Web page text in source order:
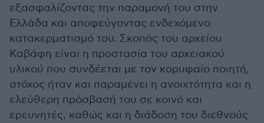
εξασφαλίζοντας την παραμονή του στην
Ελλάδα και αποφεύγοντας ενδεχόμενο
κατακερματισμό του. Σκοπός του αρχείου
Καβάφη είναι η προστασία του αρχειακού
υλικού που συνδέεται με τον κορυφαίο ποιητή,
στόχος ήταν και παραμένει η ανοιχτότητα και η
ελεύθερη πρόσβασή του σε κοινό και
ερευνητές, καθώς και η διάδοση του διεθνούς